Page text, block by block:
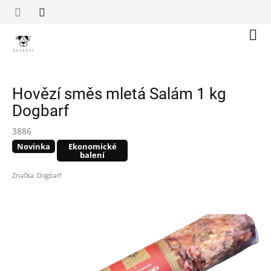
Hovězí směs mletá Salám 1 kg
Dogbarf
3886
Novinka Ekonomické
balení
Značka: Dogbarf